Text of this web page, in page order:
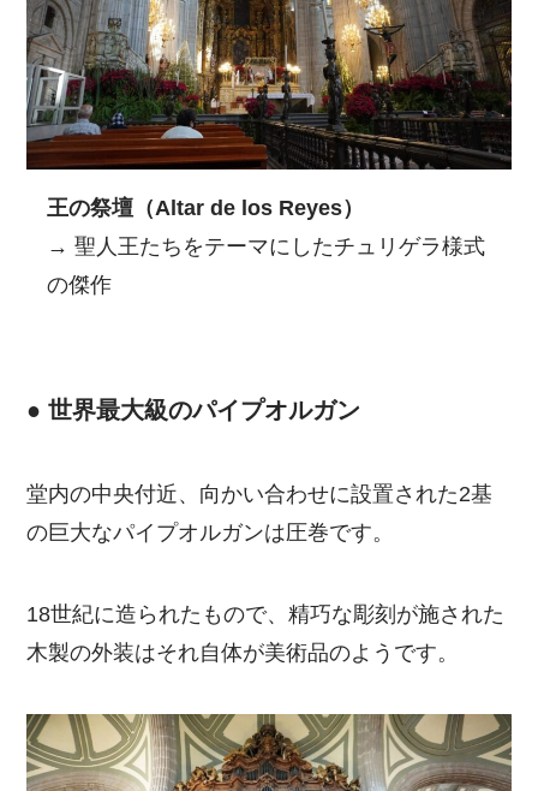
王の祭壇（Altar de los Reyes）
→ 聖人王たちをテーマにしたチュリゲラ様式
の傑作
● 世界最大級のパイプオルガン
堂内の中央付近、向かい合わせに設置された2基
の巨大なパイプオルガンは圧巻です。
18世紀に造られたもので、精巧な彫刻が施された
木製の外装はそれ自体が美術品のようです。